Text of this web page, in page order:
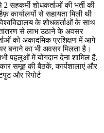
सहकर्मी शोधकर्ताओं की भर्ती की
कार्यालयों से सहायता मिली थी।
के शोधकर्ताओं के साथ
से लाभ उठाने के अवसर
को अकादमिक प्रशिक्षण में आगे
बनाने का भी अवसर मिलता है।
पहलुओं में योगदान देना शामिल है,
समूह की बैठकें, कार्यशालाएं और
और रिपोर्ट